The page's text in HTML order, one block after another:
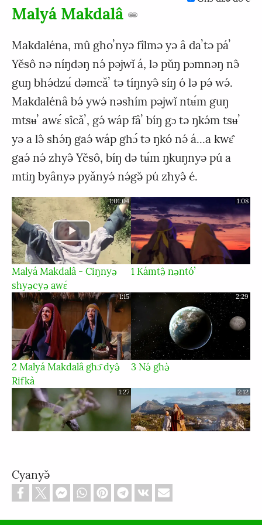
Malyá Makdalâ
Makdaléna, mû ghoʼnyə fîlmə yə â daʼtə páʼ
Yěsô nə níŋdəŋ nə́ pəjwǐ á, lə pǔŋ pɔmnəŋ nə̂
guŋ bhə́dzʉ́ dəmcǎʼ tə tíŋnyə̂ síŋ ó lə pə́ wə́.
Makdalénâ bə́ ywə́ nəshím pəjwǐ ntʉ́m guŋ
mtsʉʼ awɛ́ sîcǎʼ, gə́ wáp fâʼ bíŋ gɔ tə ŋkə́m tsʉʼ
yə a lə̂ shə́ŋ gaə́ wáp ghɔ́ tə ŋkó nə́ á...a kwɛ̂
gaə́ nə́ zhyə̂ Yěsô, bíŋ də tʉ́m ŋkuŋnyə pú a
mtiŋ byânyə pyǎnyə́ nə́gə̌ pú zhyə̂ é.
1:01:04
Malyá Makdalâ - Ciŋnyə
shyəcyə awɛ́
1:08
1 Kámtə̂ nəntóʼ
1:15
2 Malyá Makdalâ ghɔ̂ dyə̂
Rifkà
2:29
3 Nə́ ghə̀
1:27 2:12
Cyanyə̌